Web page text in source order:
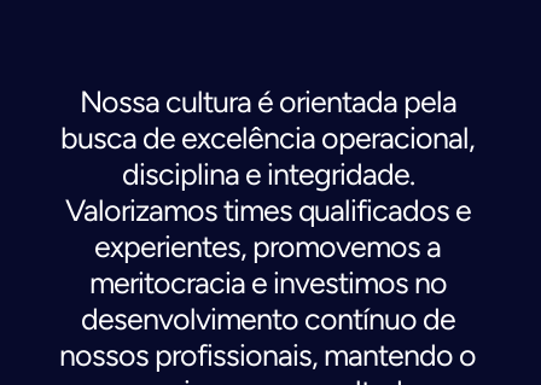
Nossa cultura é orientada pela
busca de excelência operacional,
disciplina e integridade.
Valorizamos times qualificados e
experientes, promovemos a
meritocracia e investimos no
desenvolvimento contínuo de
nossos profissionais, mantendo o